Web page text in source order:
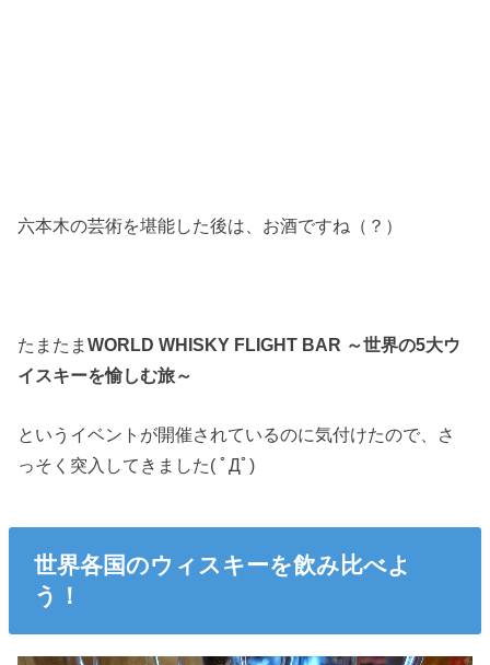
六本木の芸術を堪能した後は、お酒ですね（？）
たまたまWORLD WHISKY FLIGHT BAR ～世界の5大ウ
イスキーを愉しむ旅～
というイベントが開催されているのに気付けたので、さ
っそく突入してきました( ﾟДﾟ)
世界各国のウィスキーを飲み比べよ
う！